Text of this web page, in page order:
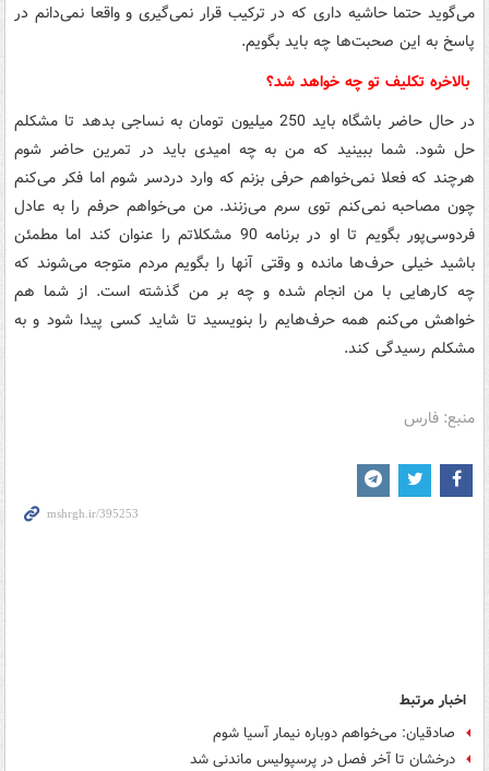
می‌گوید حتما حاشیه‌ داری که در ترکیب قرار نمی‌گیری و واقعا نمی‌دانم در
پاسخ به این صحبت‌ها چه باید بگویم.
بالاخره تکلیف تو چه خواهد شد؟
در حال حاضر باشگاه باید 250 میلیون تومان به نساجی بدهد تا مشکلم
حل شود. شما ببینید که من به چه امیدی باید در تمرین حاضر شوم
هرچند که فعلا نمی‌خواهم حرفی بزنم که وارد دردسر شوم اما فکر می‌کنم
چون مصاحبه نمی‌کنم توی سرم می‌زنند. من می‌خواهم حرفم را به عادل
فردوسی‌پور بگویم تا او در برنامه 90 مشکلاتم را عنوان کند اما مطمئن
باشید خیلی حرف‌ها مانده و وقتی آنها را بگویم مردم متوجه می‌شوند که
چه کارهایی با من انجام شده و چه بر من گذشته است. از شما هم
خواهش می‌کنم همه حرف‌هایم را بنویسید تا شاید کسی پیدا شود و به
مشکلم رسیدگی کند.
منبع: فارس
اخبار مرتبط
صادقیان: می‌خواهم دوباره نیمار آسیا شوم
درخشان تا آخر فصل در پرسپولیس ماندنی شد